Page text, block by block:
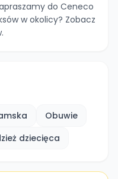
do Ceneco
w okolicy? Zobacz
Obuwie
dziecięca